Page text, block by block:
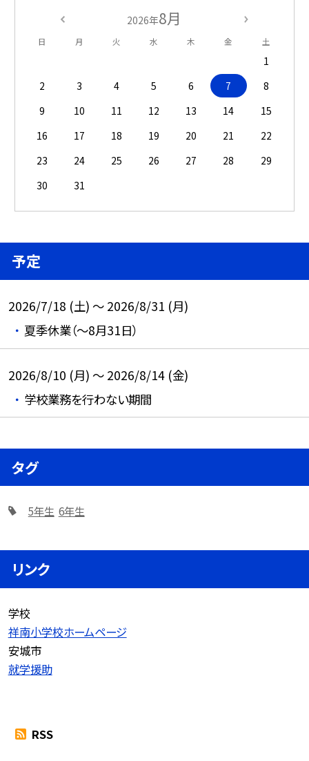
2026年8月
日 月 火 水 木 金 土
1
2
3 4 5 6 7
8
9
10 11 12 13 14
15
16
17 18 19 20 21
22
23
24 25 26 27 28
29
30
31
予定
2026/7/18 (土) ～ 2026/8/31 (月)
夏季休業（～8月31日）
2026/8/10 (月) ～ 2026/8/14 (金)
学校業務を行わない期間
タグ
5年生 6年生
リンク
学校
祥南小学校ホームページ
安城市
就学援助
RSS